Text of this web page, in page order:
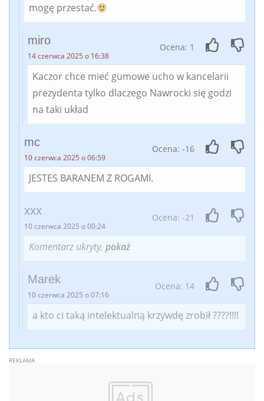
mogę przestać.
miro
14 czerwca 2025 o 16:38
Ocena: 1
Kaczor chce mieć gumowe ucho w kancelarii
prezydenta tylko dlaczego Nawrocki się godzi
na taki układ
mc
10 czerwca 2025 o 06:59
Ocena: -16
JESTES BARANEM Z ROGAMI.
xxx
10 czerwca 2025 o 00:24
Ocena: -21
Komentarz ukryty, pokaż
Marek
10 czerwca 2025 o 07:16
Ocena: 14
a kto ci taką intelektualną krzywdę zrobił ????!!!!